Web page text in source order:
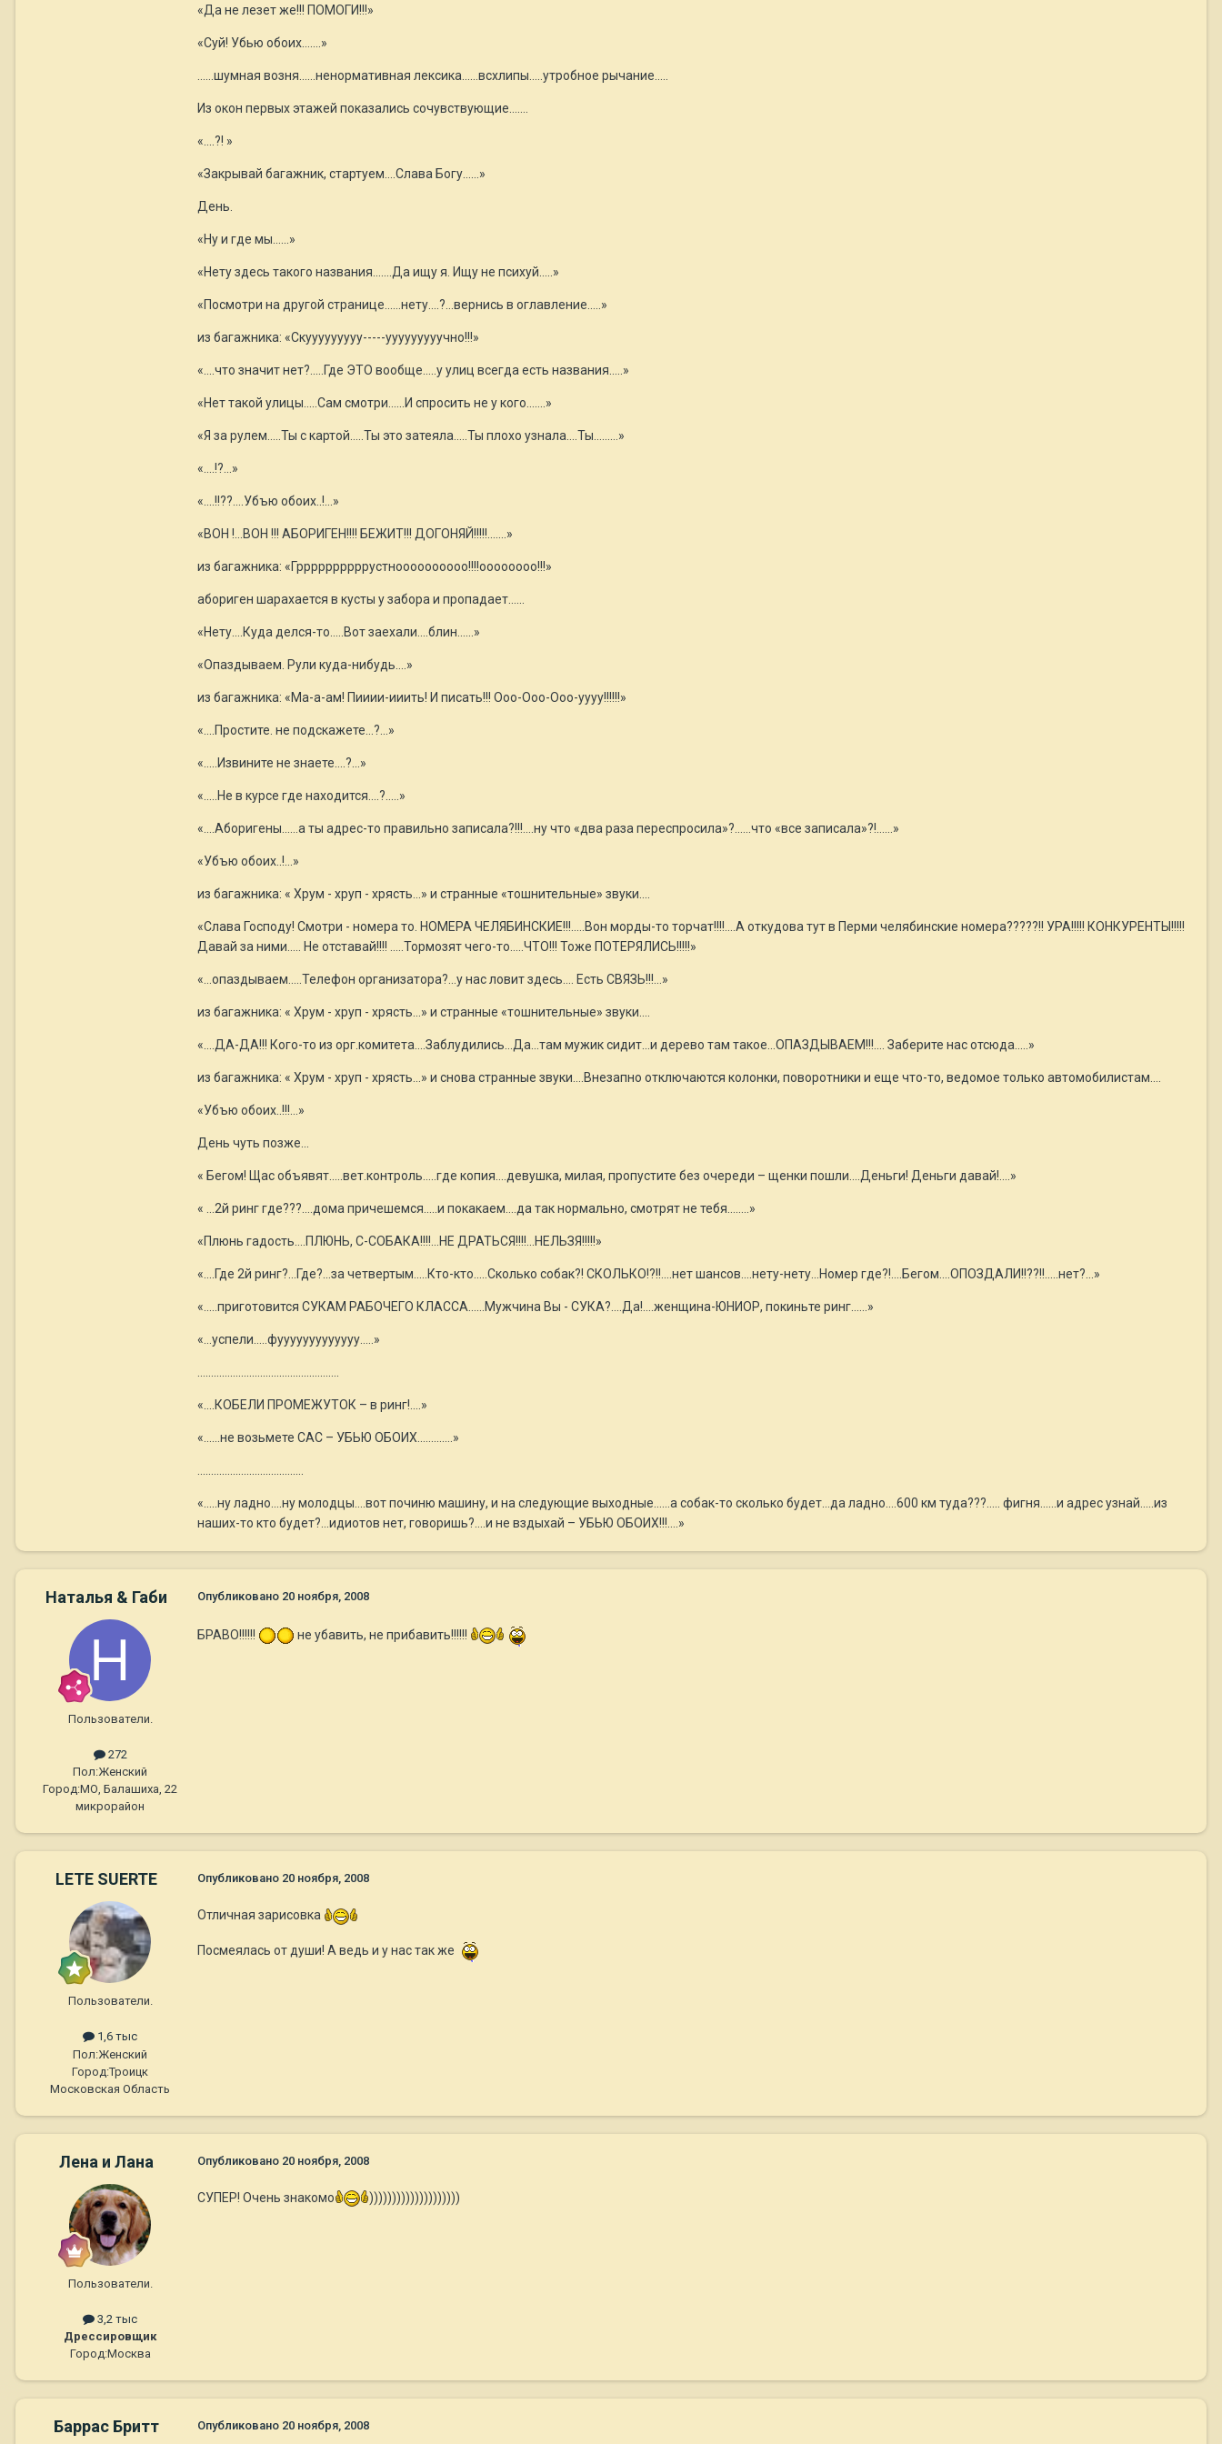
«Да не лезет же!!! ПОМОГИ!!!»
«Суй! Убью обоих…....»
……шумная возня……ненормативная лексика……всхлипы…..утробное рычание…..
Из окон первых этажей показались сочувствующие…....
«….?! »
«Закрывай багажник, стартуем….Слава Богу……»
День.
«Ну и где мы…...»
«Нету здесь такого названия…....Да ищу я. Ищу не психуй…..»
«Посмотри на другой странице...…нету….?...вернись в оглавление…..»
из багажника: «Скууууууууу-----ууууууууучно!!!»
«….что значит нет?.....Где ЭТО вообще…..у улиц всегда есть названия…..»
«Нет такой улицы…..Сам смотри…...И спросить не у кого…….»
«Я за рулем…..Ты с картой…..Ты это затеяла…..Ты плохо узнала….Ты…...…»
«….!?...»
«….!!??....Убъю обоих..!...»
«ВОН !...ВОН !!! АБОРИГЕН!!!! БЕЖИТ!!! ДОГОНЯЙ!!!!!.......»
из багажника: «Гррррррррррустноооооооооо!!!!оооооооо!!!»
абориген шарахается в кусты у забора и пропадает…...
«Нету….Куда делся-то…..Вот заехали….блин…...»
«Опаздываем. Рули куда-нибудь….»
из багажника: «Ма-а-ам! Пииии-ииить! И писать!!! Ооо-Ооо-Ооо-уууу!!!!!!»
«….Простите. не подскажете…?...»
«…..Извините не знаете….?...»
«…..Не в курсе где находится….?.....»
«….Аборигены..….а ты адрес-то правильно записала?!!!....ну что «два раза переспросила»?…...что «все записала»?!…...»
«Убъю обоих..!...»
из багажника: « Хрум - хруп - хрясть…» и странные «тошнительные» звуки….
«Слава Господу! Смотри - номера то. НОМЕРА ЧЕЛЯБИНСКИЕ!!!…..Вон морды-то торчат!!!!....А откудова тут в Перми челябинские номера?????!! УРА!!!!! КОНКУРЕНТЫ!!!!!
Давай за ними….. Не отставай!!!! …..Тормозят чего-то…..ЧТО!!! Тоже ПОТЕРЯЛИСЬ!!!!!»
«…опаздываем…..Телефон организатора?...у нас ловит здесь…. Есть СВЯЗЬ!!!…»
из багажника: « Хрум - хруп - хрясть…» и странные «тошнительные» звуки….
«….ДА-ДА!!! Кого-то из орг.комитета….Заблудились…Да…там мужик сидит…и дерево там такое…ОПАЗДЫВАЕМ!!!.... Заберите нас отсюда…..»
из багажника: « Хрум - хруп - хрясть…» и снова странные звуки….Внезапно отключаются колонки, поворотники и еще что-то, ведомое только автомобилистам….
«Убъю обоих..!!!...»
День чуть позже...
« Бегом! Щас объявят…..вет.контроль…..где копия….девушка, милая, пропустите без очереди – щенки пошли….Деньги! Деньги давай!….»
« …2й ринг где???….дома причешемся…..и покакаем….да так нормально, смотрят не тебя……..»
«Плюнь гадость….ПЛЮНЬ, С-СОБАКА!!!!...НЕ ДРАТЬСЯ!!!!...НЕЛЬЗЯ!!!!!»
«….Где 2й ринг?...Где?...за четвертым…..Кто-кто…..Сколько собак?! СКОЛЬКО!?!!....нет шансов….нету-нету…Номер где?!….Бегом….ОПОЗДАЛИ!!??!!.....нет?...»
«…..приготовится СУКАМ РАБОЧЕГО КЛАССА……Мужчина Вы - СУКА?....Да!....женщина-ЮНИОР, покиньте ринг…...»
«…успели…..фууууууууууууу…..»
«….КОБЕЛИ ПРОМЕЖУТОК – в ринг!....»
«…...не возьмете САС – УБЬЮ ОБОИХ.............»
«…..ну ладно….ну молодцы….вот починю машину, и на следующие выходные…...а собак-то сколько будет…да ладно….600 км туда???..... фигня…...и адрес узнай…..из
наших-то кто будет?...идиотов нет, говоришь?....и не вздыхай – УБЬЮ ОБОИХ!!!….»
Наталья & Габи
Пользователи.
272
Пол:Женский
Город:МО, Балашиха, 22
микрорайон
Опубликовано 20 ноября, 2008
БРАВО!!!!!! не убавить, не прибавить!!!!!!
LETE SUERTE
Пользователи.
1,6 тыс
Пол:Женский
Город:Троицк
Московская Область
Опубликовано 20 ноября, 2008
Отличная зарисовка
Посмеялась от души! А ведь и у нас так же
Лена и Лана
Пользователи.
3,2 тыс
Дрессировщик
Город:Москва
Опубликовано 20 ноября, 2008
СУПЕР! Очень знакомо ))))))))))))))))))))
Баррас Бритт Опубликовано 20 ноября, 2008